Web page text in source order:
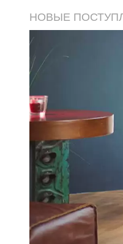
НОВЫЕ